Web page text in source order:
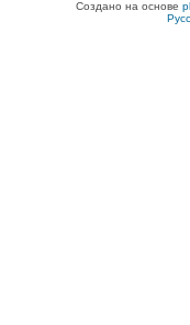
Создано на основе